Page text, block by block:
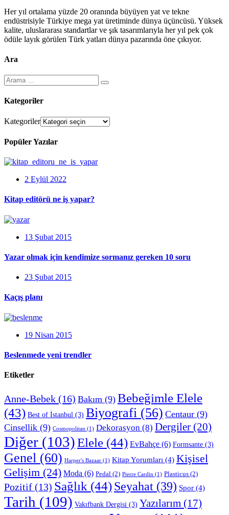
Her yıl ortalama yüzde 20 oranında büyüyen yat ve tekne
endüstrisiyle Türkiye mega yat üretiminde dünya üçüncüsü. Yüksek
kalite, uluslararası standartlar ve şık tasarımlarıyla her yıl pek çok
ödüle layık görülen Türk yatları dünya pazarında öne çıkıyor.
Ara
Kategoriler
Kategoriler
Popüler Yazılar
2 Eylül 2022
Kitap editörü ne iş yapar?
13 Şubat 2015
Yazar olmak için kendimize sormanız gereken 10 soru
23 Şubat 2015
Kaçış planı
19 Nisan 2015
Beslenmede yeni trendler
Etiketler
Anne-Bebek (16) Bakım (9) Bebeğimle Elele
(43) Best of İstanbul (3) Biyografi (56) Centaur (9)
Cinsellik (9) Cosmopolitan (1) Dekorasyon (8) Dergiler (20)
Diğer (103)Elele (44) EvBahçe (6) Formsante (3)
Genel (60) Harper's Bazaar (1) Kitap Yorumları (4) Kişisel
Gelişim (24) Moda (6) Pedal (2) Pierre Cardin (1) Plasticus (2)
Pozitif (13) Sağlık (44)Seyahat (39) Spor (4)
Tarih (109) Vakıfbank Dergisi (3) Yazılarım (17)